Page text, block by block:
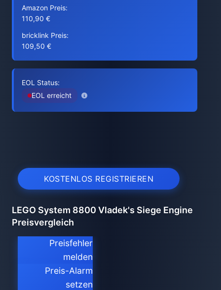
Amazon Preis:
110,90 €
bricklink Preis:
109,50 €
EOL Status:
EOL erreicht
KOSTENLOS REGISTRIEREN
LEGO System 8800 Vladek's Siege Engine
Preisvergleich
Preisfehler
melden
Preis-Alarm
setzen